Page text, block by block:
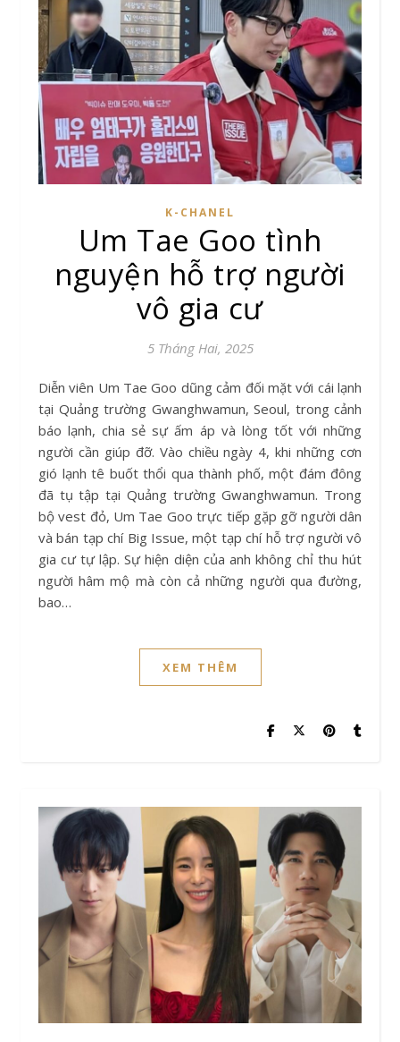
K-CHANEL
Um Tae Goo tình
nguyện hỗ trợ người
vô gia cư
5 Tháng Hai, 2025
Diễn viên Um Tae Goo dũng cảm đối mặt với cái lạnh
tại Quảng trường Gwanghwamun, Seoul, trong cảnh
báo lạnh, chia sẻ sự ấm áp và lòng tốt với những
người cần giúp đỡ. Vào chiều ngày 4, khi những cơn
gió lạnh tê buốt thổi qua thành phố, một đám đông
đã tụ tập tại Quảng trường Gwanghwamun. Trong
bộ vest đỏ, Um Tae Goo trực tiếp gặp gỡ người dân
và bán tạp chí Big Issue, một tạp chí hỗ trợ người vô
gia cư tự lập. Sự hiện diện của anh không chỉ thu hút
người hâm mộ mà còn cả những người qua đường,
bao…
XEM THÊM